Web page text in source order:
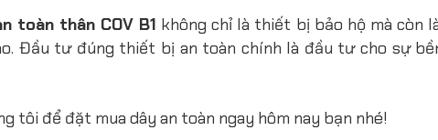
toàn thân COV B1 không chỉ là thiết bị bảo hộ mà còn
Đầu tư đúng thiết bị an toàn chính là đầu tư cho sự
tôi để đặt mua dây an toàn ngay hôm nay bạn nhé!